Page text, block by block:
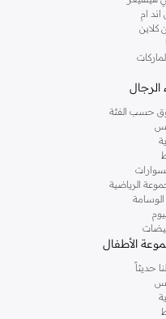
ام
كلاين
الرجال
حسب الفئة
الرياضية
الأطفال
حديثاً